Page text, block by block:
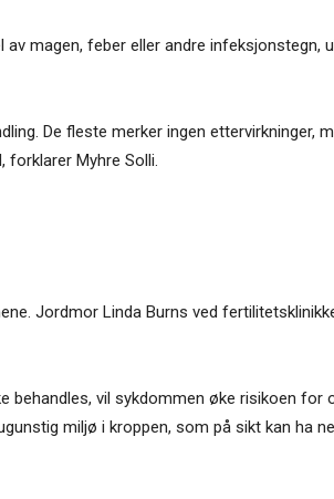
magen, feber eller andre infeksjonstegn,
De fleste merker ingen ettervirkninger,
forklarer Myhre Solli.
Jordmor Linda Burns ved
vil sykdommen øke risikoen for
miljø i kroppen, som på sikt kan ha